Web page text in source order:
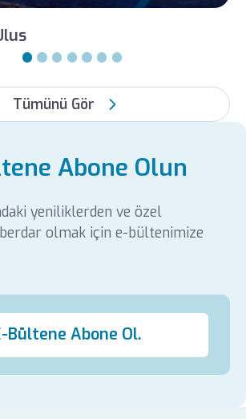
Seher Sarı Kayalarlı
Tümünü Gör
Abone Olun
yeniliklerden ve özel
olmak için e-bültenimize
Bültene Abone Ol.